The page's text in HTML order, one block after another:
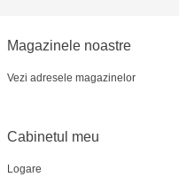
Multistore Soroca -
Jucărenia Bălți-
Magazinele noastre
Vezi adresele magazinelor
Cabinetul meu
Logare